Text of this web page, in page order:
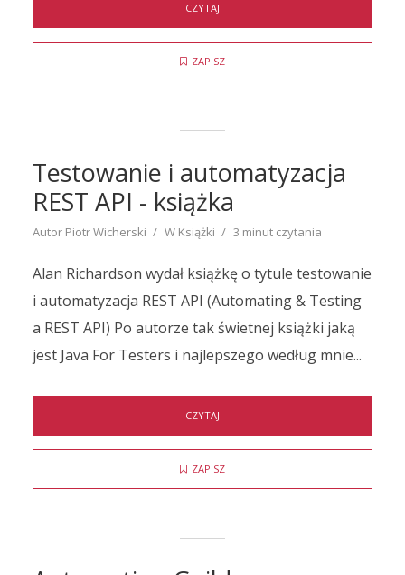
CZYTAJ
ZAPISZ
Testowanie i automatyzacja
REST API - książka
Autor Piotr Wicherski W Książki 3 minut czytania
Alan Richardson wydał książkę o tytule testowanie
i automatyzacja REST API (Automating & Testing
a REST API) Po autorze tak świetnej książki jaką
jest Java For Testers i najlepszego według mnie...
CZYTAJ
ZAPISZ